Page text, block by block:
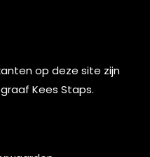
op deze site zijn
Kees Staps.